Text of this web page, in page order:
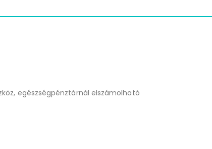
egészségpénztárnál elszámolható